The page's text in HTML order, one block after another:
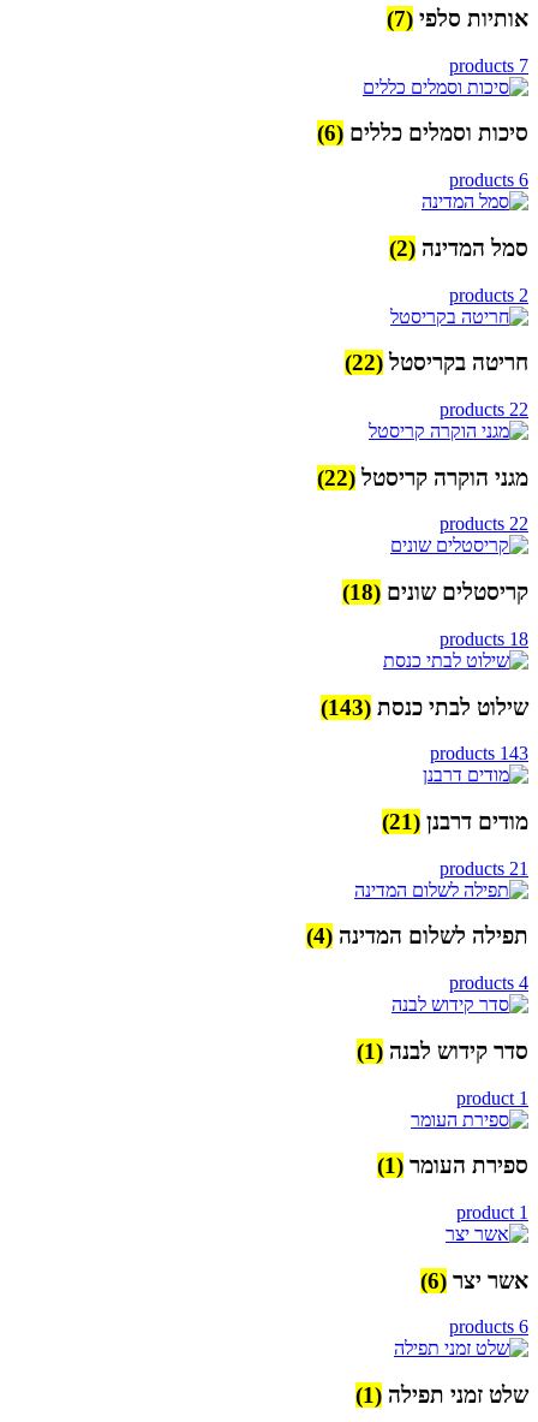
אותיות סלפי (7)
7 products
סיכות וסמלים כללים (6)
6 products
סמל המדינה (2)
2 products
חריטה בקריסטל (22)
22 products
מגני הוקרה קריסטל(22)
22 products
קריסטלים שונים (18)
18 products
שילוט לבתי כנסת (143)
143 products
מודים דרבנן (21)
21 products
תפילה לשלום המדינה (4)
4 products
סדר קידוש לבנה (1)
1 product
ספירת העומר (1)
1 product
אשר יצר (6)
6 products
שלט זמני תפילה (1)